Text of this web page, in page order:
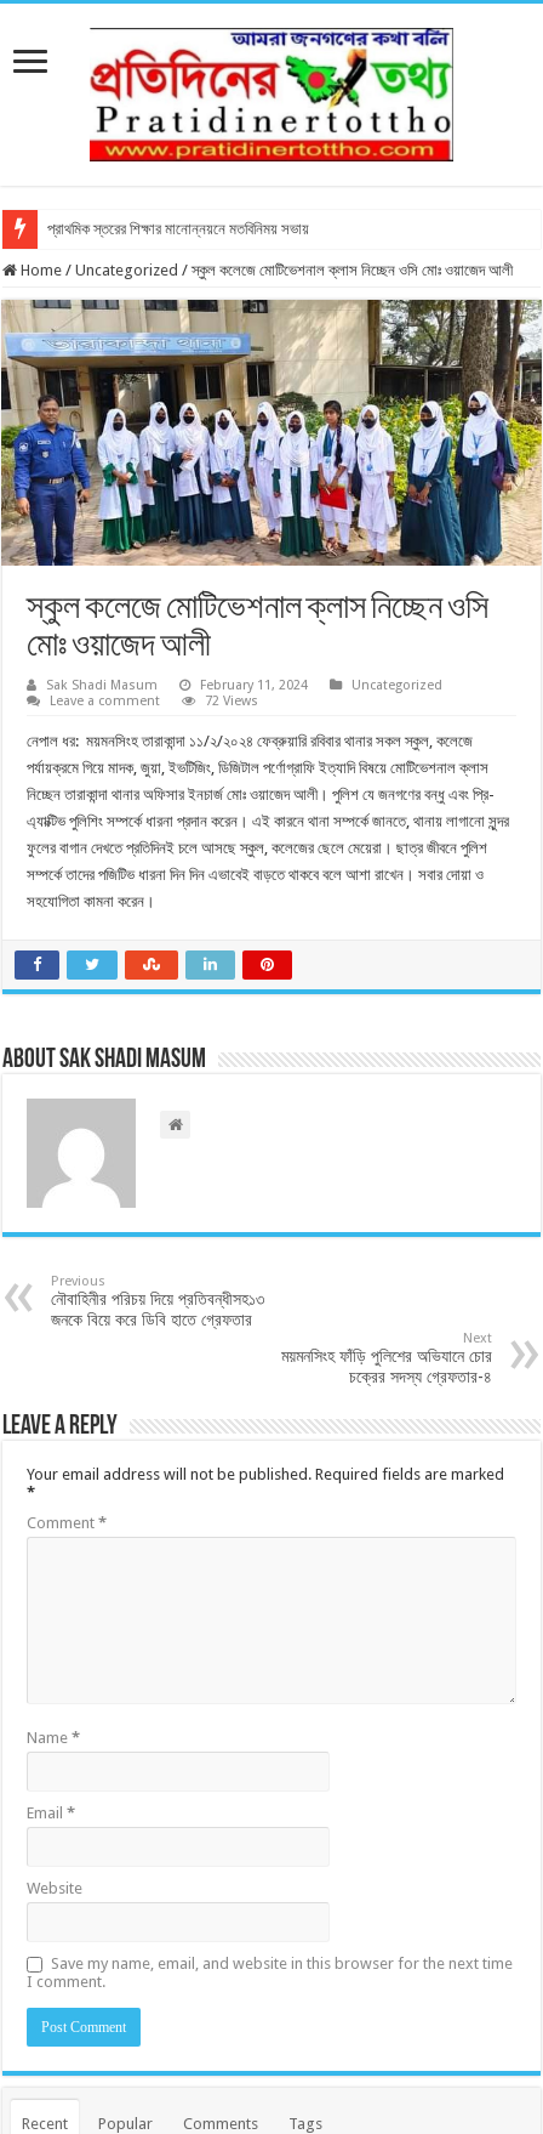
প্রাথমিক স্তরের শিক্ষার মানোন্নয়নে মতবিনিময় সভায়
Home / Uncategorized / স্কুল কলেজে মোটিভেশনাল ক্লাস নিচ্ছেন ওসি মোঃ ওয়াজেদ আলী
স্কুল কলেজে মোটিভেশনাল ক্লাস নিচ্ছেন ওসি
মোঃ ওয়াজেদ আলী
Sak Shadi Masum February 11, 2024
Uncategorized
Leave a comment
72 Views
নেপাল ধর: ময়মনসিংহ তারাকান্দা ১১/২/২০২৪ ফেব্রুয়ারি রবিবার থানার সকল স্কুল, কলেজে
পর্যায়ক্রমে গিয়ে মাদক, জুয়া, ইভটিজিং, ডিজিটাল পর্ণোগ্রাফি ইত্যাদি বিষয়ে মোটিভেশনাল ক্লাস
নিচ্ছেন তারাকান্দা থানার অফিসার ইনচার্জ মোঃ ওয়াজেদ আলী। পুলিশ যে জনগণের বন্ধু এবং প্রি-
এ্যাক্টিভ পুলিশিং সম্পর্কে ধারনা প্রদান করেন। এই কারনে থানা সম্পর্কে জানতে, থানায় লাগানো সুন্দর
ফুলের বাগান দেখতে প্রতিদিনই চলে আসছে স্কুল, কলেজের ছেলে মেয়েরা। ছাত্র জীবনে পুলিশ
সম্পর্কে তাদের পজিটিভ ধারনা দিন দিন এভাবেই বাড়তে থাকবে বলে আশা রাখেন। সবার দোয়া ও
সহযোগিতা কামনা করেন।
About Sak Shadi Masum
Previous
নৌবাহিনীর পরিচয় দিয়ে প্রতিবন্ধীসহ১৩
জনকে বিয়ে করে ডিবি হাতে গ্রেফতার
Next
ময়মনসিংহ ফাঁড়ি পুলিশের অভিযানে চোর
চক্রের সদস্য গ্রেফতার-৪
Leave a Reply
Your email address will not be published. Required fields are marked
*
Comment*
Name*
Email*
Website
Save my name, email, and website in this browser for the next time
I comment.
Recent Popular Comments Tags